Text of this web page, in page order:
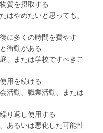
質を摂取する
やめたいと思っても、
に多くの時間を費やす
衝動がある
、または学校ですべきこ
用を続ける
活動、職業活動、または
り返し使用する
あるいは悪化した可能性